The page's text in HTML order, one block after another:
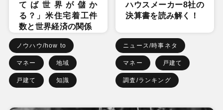
てば世界が儲か
る？」米住宅着工件
数と世界経済の関係
ノウハウ/how to
マネー 地域
戸建て 知識
ハウスメーカー8社の
決算書を読み解く！
ニュース/時事ネタ
マネー 戸建て
調査/ランキング